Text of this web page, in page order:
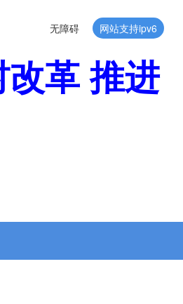
无障碍 网站支持ipv6
革 推进